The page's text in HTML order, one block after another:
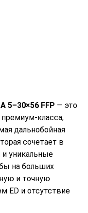
5–30×56 FFP — это
класса,
дальнобойная
сочетает в
уникальные
на больших
и точную
ED и отсутствие